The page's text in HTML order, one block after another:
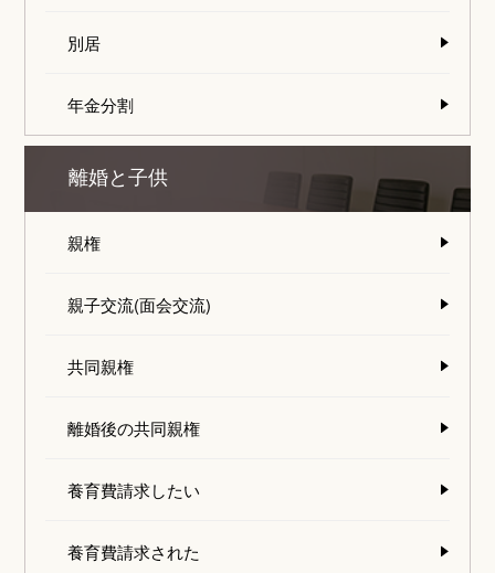
別居
年金分割
離婚と子供
親権
親子交流(面会交流)
共同親権
離婚後の共同親権
養育費請求したい
養育費請求された